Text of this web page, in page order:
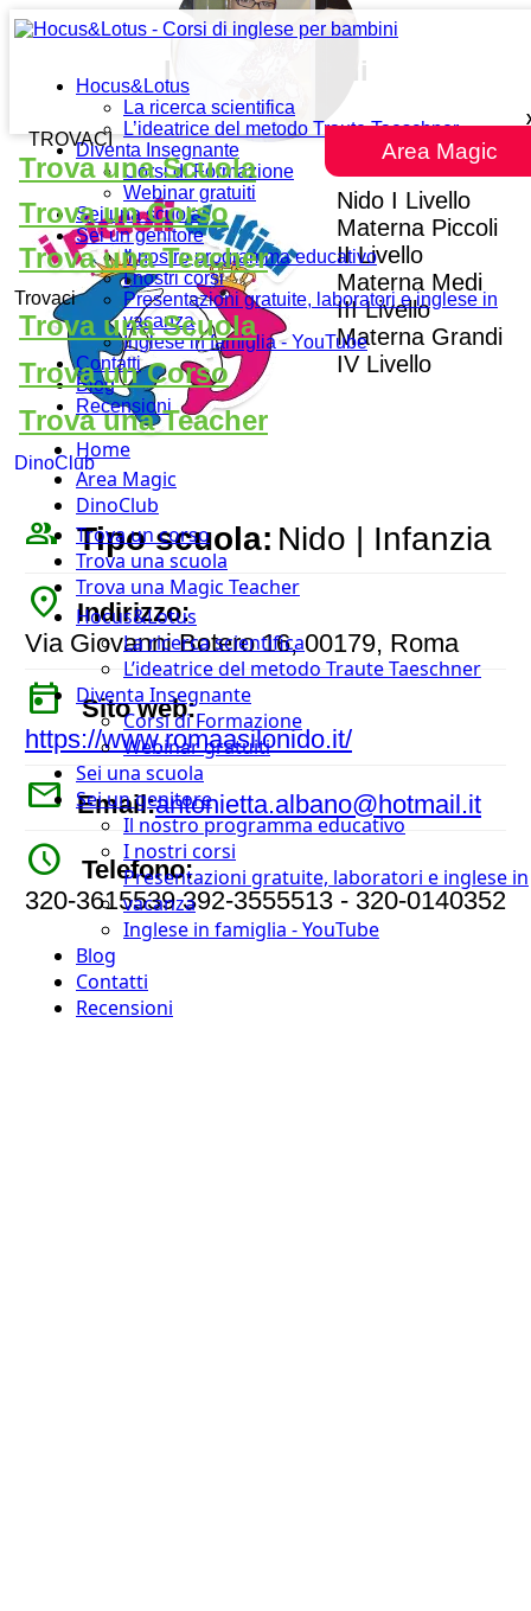
Hocus&Lotus
La ricerca scientifica
L’ideatrice del metodo Traute Taeschner
Diventa Insegnante
Corsi di Formazione
Webinar gratuiti
Sei una scuola
Sei un genitore
Il nostro programma educativo
I nostri corsi
Presentazioni gratuite, laboratori e inglese in
vacanza
Inglese in famiglia - YouTube
Contatti
Blog
Recensioni
Home
Area Magic
DinoClub
Trova un corso
Trova una scuola
Trova una Magic Teacher
Hocus&Lotus
La ricerca scientifica
L’ideatrice del metodo Traute Taeschner
Diventa Insegnante
Corsi di Formazione
Webinar gratuiti
Sei una scuola
Sei un genitore
Il nostro programma educativo
I nostri corsi
Presentazioni gratuite, laboratori e inglese in
vacanza
Inglese in famiglia - YouTube
Blog
Contatti
Recensioni
Area Magic
TROVACI
Trova una Scuola
Trova un Corso
Trova una Teacher
Trovaci
Trova una Scuola
Trova un Corso
Trova una Teacher
DinoClub
I Piccoli Delfini
Nido I Livello
Materna Piccoli
II Livello
Materna Medi
III Livello
Materna Grandi
IV Livello
people_outline Tipo scuola: Nido | Infanzia
place Indirizzo:
Via Giovanni Botero 16, 00179, Roma
today
Sito web:
https://www.romaasilonido.it/
mail Email:antonietta.albano@hotmail.it
watch_later
Telefono:
320-3615539 392-3555513 - 320-0140352